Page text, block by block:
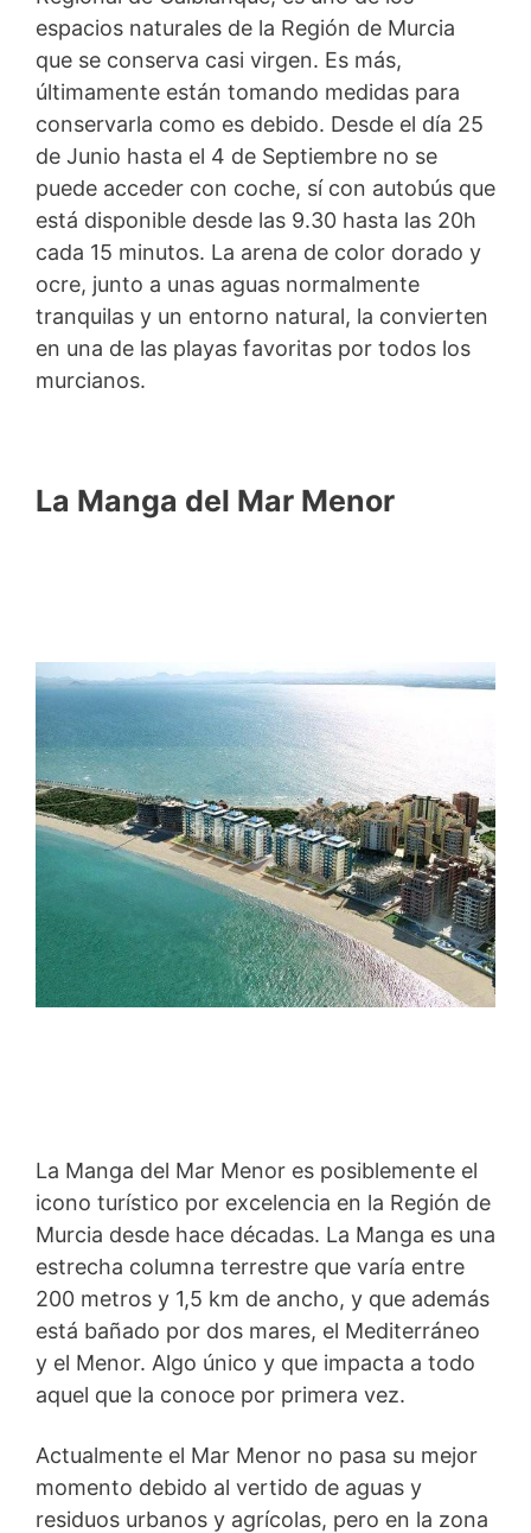
espacios naturales de la Región de Murcia
que se conserva casi virgen. Es más,
últimamente están tomando medidas para
conservarla como es debido. Desde el día 25
de Junio hasta el 4 de Septiembre no se
puede acceder con coche, sí con autobús que
está disponible desde las 9.30 hasta las 20h
cada 15 minutos. La arena de color dorado y
ocre, junto a unas aguas normalmente
tranquilas y un entorno natural, la convierten
en una de las playas favoritas por todos los
murcianos.
La Manga del Mar Menor
La Manga del Mar Menor es posiblemente el
icono turístico por excelencia en la Región de
Murcia desde hace décadas. La Manga es una
estrecha columna terrestre que varía entre
200 metros y 1,5 km de ancho, y que además
está bañado por dos mares, el Mediterráneo
y el Menor. Algo único y que impacta a todo
aquel que la conoce por primera vez.
Actualmente el Mar Menor no pasa su mejor
momento debido al vertido de aguas y
residuos urbanos y agrícolas, pero en la zona